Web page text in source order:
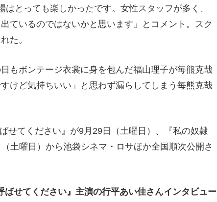
とっても楽しかったです。女性スタッフが多く、
ているのではないかと思います」とコメント。スク
た。
もボンテージ衣裳に身を包んだ福山理子が毎熊克哉
けど気持ちいい」と思わず漏らしてしまう毎熊克哉
せてください』が9月29日（土曜日）、『私の奴隷
土曜日）から池袋シネマ・ロサほか全国順次公開さ
ばせてください』主演の行平あい佳さんインタビュー